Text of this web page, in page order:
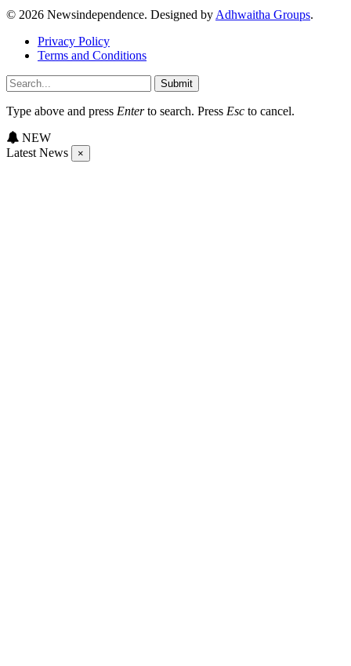
© 2026 Newsindependence. Designed by Adhwaitha Groups.
Privacy Policy
Terms and Conditions
Submit
Type above and press Enterto search. Press Esc to cancel.
NEW
Latest News
×